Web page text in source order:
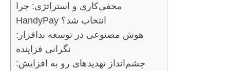
مخفی‌کاری و استراتژی: چرا
HandyPay انتخاب شد؟
هوش مصنوعی در توسعه بدافزار:
نگرانی فزاینده
چشم‌انداز تهدیدهای رو به افزایش: